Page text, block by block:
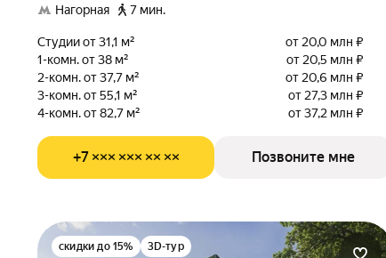
Нагорная
7 мин.
Студии от 31,1 м²
от 20,0 млн ₽
1-комн. от 38 м²
от 20,5 млн ₽
2-комн. от 37,7 м²
от 20,6 млн ₽
3-комн. от 55,1 м²
от 27,3 млн ₽
4-комн. от 82,7 м²
от 37,2 млн ₽
+7 ××× ××× ×× ×× Позвоните мне
скидки до 15% 3D-тур